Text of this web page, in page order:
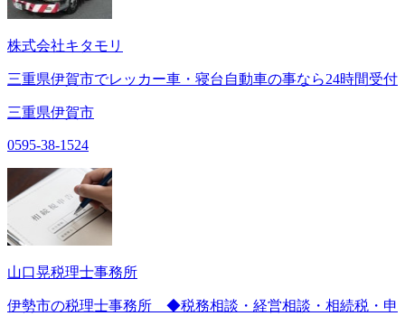
株式会社キタモリ
三重県伊賀市でレッカー車・寝台自動車の事なら24時間受付
三重県伊賀市
0595-38-1524
山口晃税理士事務所
伊勢市の税理士事務所 ◆税務相談・経営相談・相続税・申